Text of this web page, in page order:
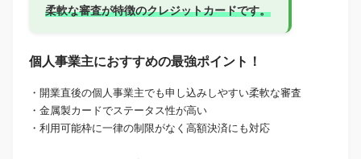
柔軟な審査が特徴のクレジットカードです。
個人事業主におすすめの最強ポイント！
・開業直後の個人事業主でも申し込みしやすい柔軟な審査
・金属製カードでステータス性が高い
・利用可能枠に一律の制限がなく高額決済にも対応